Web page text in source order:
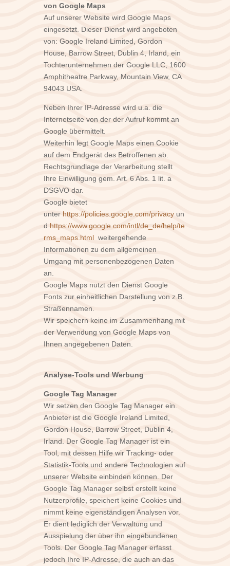
vonGoogle Maps
Auf unserer Website wird Google Maps
eingesetzt. Dieser Dienst wird angeboten
von: Google Ireland Limited, Gordon
House, Barrow Street, Dublin 4, Irland, ein
Tochterunternehmen der Google LLC, 1600
Amphitheatre Parkway, Mountain View, CA
94043 USA.
Neben Ihrer IP-Adresse wird u.a. die
Internetseite von der der Aufruf kommt an
Google übermittelt.
Weiterhin legt Google Maps einen Cookie
auf dem Endgerät des Betroffenen ab.
Rechtsgrundlage der Verarbeitung stellt
Ihre Einwilligung gem. Art. 6 Abs. 1 lit. a
DSGVO dar.
Google bietet
unter https://policies.google.com/privacy un
d https://www.google.com/intl/de_de/help/te
rms_maps.html weitergehende
Informationen zu dem allgemeinen
Umgang mit personenbezogenen Daten
an.
Google Maps nutzt den Dienst Google
Fonts zur einheitlichen Darstellung von z.B.
Straßennamen.
Wir speichern keine im Zusammenhang mit
der Verwendung von Google Maps von
Ihnen angegebenen Daten.
Analyse-Tools und Werbung
Google Tag Manager
Wir setzen den Google Tag Manager ein.
Anbieter ist die Google Ireland Limited,
Gordon House, Barrow Street, Dublin 4,
Irland. Der Google Tag Manager ist ein
Tool, mit dessen Hilfe wir Tracking- oder
Statistik-Tools und andere Technologien auf
unserer Website einbinden können. Der
Google Tag Manager selbst erstellt keine
Nutzerprofile, speichert keine Cookies und
nimmt keine eigenständigen Analysen vor.
Er dient lediglich der Verwaltung und
Ausspielung der über ihn eingebundenen
Tools. Der Google Tag Manager erfasst
jedoch Ihre IP-Adresse, die auch an das